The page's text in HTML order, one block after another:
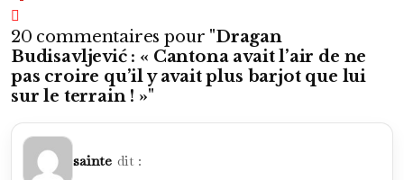
20 commentaires pour "Dragan
Budisavljević : « Cantona avait l’air de ne
pas croire qu’il y avait plus barjot que lui
sur le terrain ! »"
sainte dit :